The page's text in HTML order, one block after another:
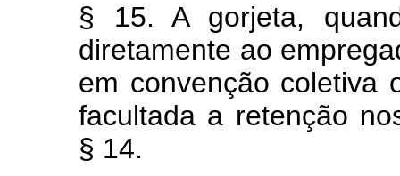
§ 15. A gorjeta,
diretamente ao
em convenção coletiva
facultada a retenção
§ 14.